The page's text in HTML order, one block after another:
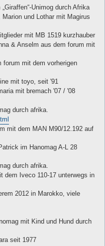
Unimog durch Afrika
Marion und Lothar mit Magirus
mit MB 1519 kurzhauber
& Anselm aus dem forum mit
forum mit dem vorherigen
mit toyo, seit '91
mit bremach '07 / '08
durch afrika.
mit dem MAN M90/12.192 auf
im Hanomag A-L 28
durch afrika.
dem Iveco 110-17 unterwegs in
2012 in Marokko, viele
mit Kind und Hund durch
seit 1977